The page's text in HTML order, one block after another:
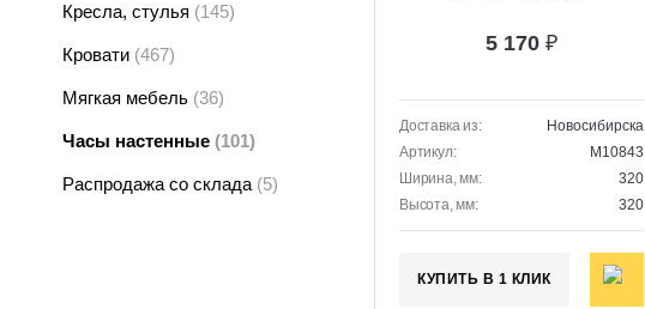
Кресла, стулья (145)
Кровати (467)
Мягкая мебель (36)
Часы настенные (101)
Распродажа со склада (5)
5 170 ₽
Доставка из:
Новосибирска
Артикул:
M10843
Ширина, мм:
320
Высота, мм:
320
КУПИТЬ В 1 КЛИК